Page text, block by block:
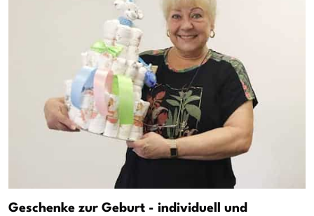
Geschenke zur Geburt - individuell und